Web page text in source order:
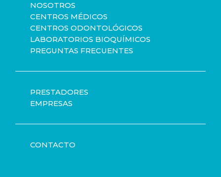
NOSOTROS
CENTROS MÉDICOS
CENTROS ODONTOLÓGICOS
LABORATORIOS BIOQUÍMICOS
PREGUNTAS FRECUENTES
PRESTADORES
EMPRESAS
CONTACTO